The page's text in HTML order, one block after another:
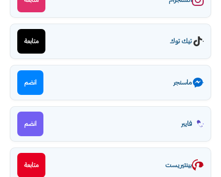
تيك توك متابعة
ماسنجر انضم
فايبر انضم
بينتيريست متابعة